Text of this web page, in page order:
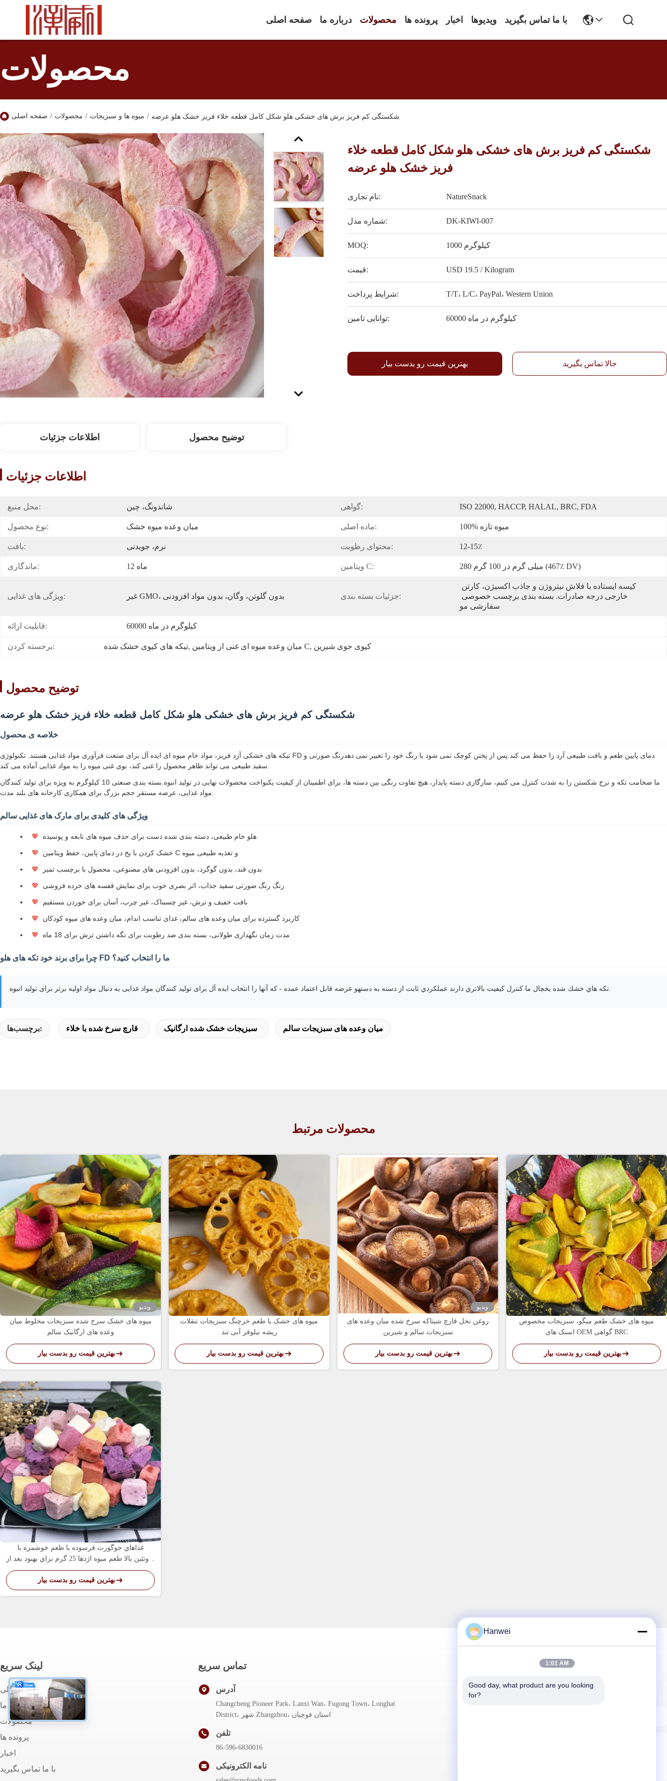
صفحه اصلی درباره ما محصولات پرونده ها اخبار ویدیوها با ما تماس بگیرید
محصولات
صفحه اصلی / محصولات / میوه ها و سبزیجات / شکستگی کم فریز برش های خشکی هلو شکل کامل قطعه خلاء فریز خشک هلو عرضه
شکستگی کم فریز برش های خشکی هلو شکل کامل قطعه خلاء
فریز خشک هلو عرضه
نام تجاری: NatureSnack
شماره مدل: DK-KIWI-007
MOQ: 1000 کیلوگرم
قیمت: USD 19.5 / Kilogram
شرایط پرداخت: T/T، L/C، PayPal، Western Union
توانایی تامین: 60000 کیلوگرم در ماه
بهترین قیمت رو بدست بیار حالا تماس بگیرید
اطلاعات جزئیات توضیح محصول
اطلاعات جزئیات
محل منبع: شاندونگ، چین گواهی: ISO 22000, HACCP, HALAL, BRC, FDA
نوع محصول: میان وعده میوه خشک ماده اصلی: 100% میوه تازه
بافت: نرم، جویدنی محتوای رطوبت: 12-15٪
ماندگاری: 12 ماه ویتامین C: 280 میلی گرم در 100 گرم (467٪ DV)
ویژگی های غذایی: غیر GMO، بدون گلوتن، وگان، بدون مواد افزودنی جزئیات بسته بندی:
سفارشی مو
قابلیت ارائه: 60000 کیلوگرم در ماه
برجسته کردن: تیکه های کیوی خشک شده, میان وعده میوه ای غنی از ویتامین C, کیوی جوی شیرین
توضیح محصول
شکستگی کم فریز برش های خشکی هلو شکل کامل قطعه خلاء فریز خشک هلو عرضه
خلاصه ی محصول
تیکه های خشکی آرد فریز، مواد خام میوه ای ایده آل برای صنعت فرآوری مواد غذایی هستند. تکنولوژی FD دمای پایین طعم و بافت طبیعی آرد را حفظ می کند.پس از پختن کوچک نمی شود یا رنگ خود را تغییر نمی دهدرنگ صورتی و
ما ضخامت تکه و نرخ شکستن را به شدت کنترل می کنیم، سازگاری دسته پایدار، هیچ تفاوت رنگی بین دسته ها، برای اطمینان از کیفیت یکنواخت محصولات نهایی در تولید انبوه.بسته بندی صنعتی 10 کیلوگرم به ویژه برای تولید کنندگان
ویژگی های کلیدی برای مارک های غذایی سالم
💖 هلو خام طبیعی، دسته بندی شده دست برای حذف میوه های نابغه و پوسیده
💖 خشک کردن با یخ در دمای پایین، حفظ ویتامین C و تغذیه طبیعی میوه
💖 بدون قند، بدون گوگرد، بدون افزودنی های مصنوعی، محصول با برچسب تمیز
💖 رنگ رنگ صورتی سفید جذاب، اثر بصری خوب برای نمایش قفسه های خرده فروشی
💖 بافت خفیف و ترش، غیر چسبناک، غیر چرب، آسان برای خوردن مستقیم
💖 کاربرد گسترده برای میان وعده های سالم، غذای تناسب اندام، میان وعده های میوه کودکان
💖 مدت زمان نگهداری طولانی، بسته بندی ضد رطوبت برای نگه داشتن ترش برای 18 ماه
چرا برای برند خود تکه های هلو FD ما را انتخاب کنید؟
برچسب‌ها: قارچ سرخ شده با خلاء سبزیجات خشک شده ارگانیک میان وعده های سبزیجات سالم
محصولات مرتبط
ویدیو
میوه های خشک سرخ شده سبزیجات مخلوط میان
وعده های ارگانیک سالم
بهترین قیمت رو بدست بیار
میوه های خشک با طعم خرچنگ سبزیجات تنقلات
ریشه نیلوفر آبی تند
بهترین قیمت رو بدست بیار
ویدیو
روغن نخل قارچ شیتاکه سرخ شده میان وعده های
سبزیجات سالم و شیرین
بهترین قیمت رو بدست بیار
میوه های خشک طعم میگو، سبزیجات مخصوص
اسنک های OEM گواهی BRC
بهترین قیمت رو بدست بیار
غذاهاي جوگورت فرسوده با طعم خوشمزه با
پروتئین بالا طعم ميوه اژدها 25 گرم براي بهبود بعد از
ورزش
بهترین قیمت رو بدست بیار
لینک سریع
صفحه اصلی
درباره ما
محصولات
پرونده ها
اخبار
با ما تماس بگیرید
تماس سریع
آدرس
Changcheng Pioneer Park، Lanxi Wan، Fugong Town، Longhai
District، شهر Zhangzhou، استان فوجیان
تلفن
86-596-6830016
نامه الکترونیکی
Hanwei
1:01 AM
Good day, what product are you looking
for?